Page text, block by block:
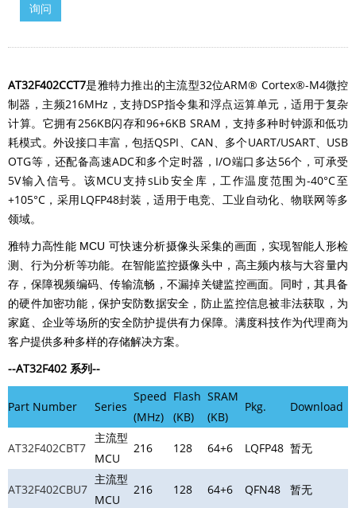
询问
AT32F402CCT7是雅特力推出的主流型32位ARM® Cortex®-M4微控
制器，主频216MHz，支持DSP指令集和浮点运算单元，适用于复杂
计算。它拥有256KB闪存和96+6KB SRAM，支持多种时钟源和低功
耗模式。外设接口丰富，包括QSPI、CAN、多个UART/USART、USB
OTG等，还配备高速ADC和多个定时器，I/O端口多达56个，可承受
5V输入信号。该MCU支持sLib安全库，工作温度范围为-40°C至
+105°C，采用LQFP48封装，适用于电竞、工业自动化、物联网等多
领域。
雅特力高性能 MCU 可快速分析摄像头采集的画面，实现智能人形检
测、行为分析等功能。在智能监控摄像头中，高主频内核与大容量内
存，保障视频编码、传输流畅，不漏掉关键监控画面。同时，其具备
的硬件加密功能，保护安防数据安全，防止监控信息被非法获取，为
家庭、企业等场所的安全防护提供有力保障。满度科技作为代理商为
客户提供多种多样的存储解决方案。
--AT32F402 系列--
Part Number Series
Speed
(MHz)
Flash
(KB)
SRAM
(KB)
Pkg. Download
AT32F402CBT7
主流型
MCU
216 128 64+6 LQFP48 暂无
AT32F402CBU7
主流型
MCU
216 128 64+6 QFN48 暂无